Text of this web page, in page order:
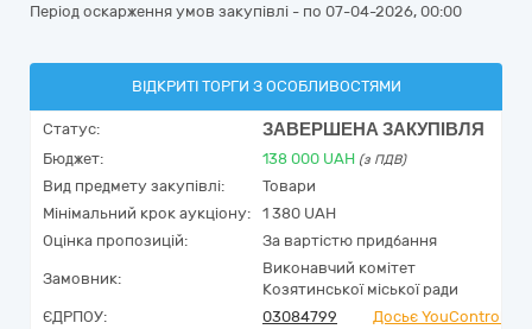
Період оскарження умов закупівлі - по 07-04-2026, 00:00
ВІДКРИТІ ТОРГИ З ОСОБЛИВОСТЯМИ
Статус: ЗАВЕРШЕНА ЗАКУПІВЛЯ
Бюджет: 138 000 UAH (з ПДВ)
Вид предмету закупівлі:
Товари
Мінімальний крок аукціону:
1 380 UAH
Оцінка пропозицій:
За вартістю придбання
Замовник:
Виконавчий комітет
Козятинської міської ради
ЄДРПОУ:
03084799 Досьє YouControl